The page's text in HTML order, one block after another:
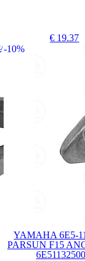
€ 19.37
YAMAHA 6E5-
PARSUN F15
10%